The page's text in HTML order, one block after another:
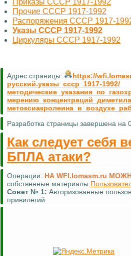
Приказы СССР 1917-1992
Прочие СССР 1917-1992
Распоряжения СССР 1917-
Указы СССР 1917-1992
Циркуляры СССР 1917-1992
Адрес страницы:
https://
русский.указы_ссср_1917-1992/
Разработка страницы завершена на
Как следует себя
БПЛА атаки?
Операции: НА WFI.lomasm.ru
собственные материалы
Совет № 1: Авторизованные
привилегий